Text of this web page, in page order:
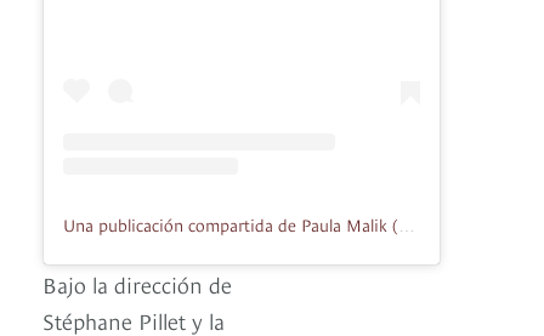
Bajo la dirección de
Stéphane Pillet y la